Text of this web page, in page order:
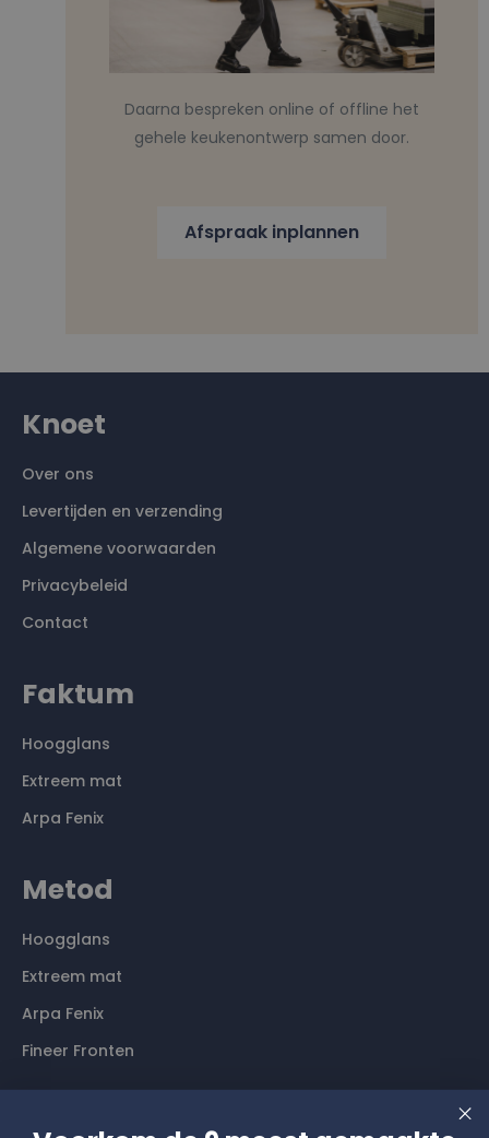
Daarna bespreken online of offline het
gehele keukenontwerp samen door.
Afspraak inplannen
Knoet
Over ons
Levertijden en verzending
Algemene voorwaarden
Privacybeleid
Contact
Faktum
Hoogglans
Extreem mat
Arpa Fenix
Metod
Hoogglans
Extreem mat
Arpa Fenix
Fineer Fronten
Contact